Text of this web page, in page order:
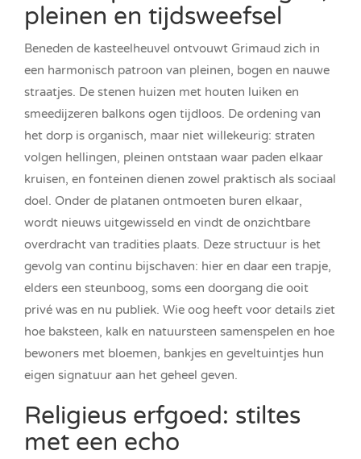
pleinen en tijdsweefsel
Beneden de kasteelheuvel ontvouwt Grimaud zich in
een harmonisch patroon van pleinen, bogen en nauwe
straatjes. De stenen huizen met houten luiken en
smeedijzeren balkons ogen tijdloos. De ordening van
het dorp is organisch, maar niet willekeurig: straten
volgen hellingen, pleinen ontstaan waar paden elkaar
kruisen, en fonteinen dienen zowel praktisch als sociaal
doel. Onder de platanen ontmoeten buren elkaar,
wordt nieuws uitgewisseld en vindt de onzichtbare
overdracht van tradities plaats. Deze structuur is het
gevolg van continu bijschaven: hier en daar een trapje,
elders een steunboog, soms een doorgang die ooit
privé was en nu publiek. Wie oog heeft voor details ziet
hoe baksteen, kalk en natuursteen samenspelen en hoe
bewoners met bloemen, bankjes en geveltuintjes hun
eigen signatuur aan het geheel geven.
Religieus erfgoed: stiltes
met een echo